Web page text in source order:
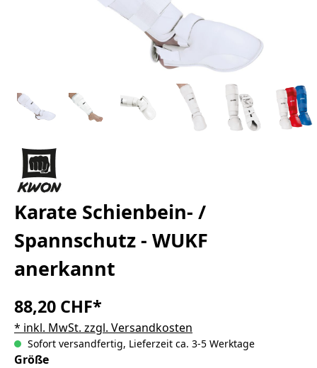
Karate Schienbein- /
Spannschutz - WUKF
anerkannt
88,20 CHF*
* inkl. MwSt. zzgl. Versandkosten
Sofort versandfertig, Lieferzeit ca. 3-5 Werktage
Größeauswählen